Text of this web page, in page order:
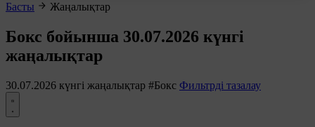
Басты Жаңалықтар
Бокс бойынша 30.07.2026 күнгі
жаңалықтар
30.07.2026 күнгі жаңалықтар #Бокс Фильтрді тазалау